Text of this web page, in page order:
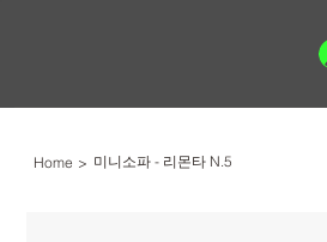
Home > 미니소파 - 리몬타 N.5